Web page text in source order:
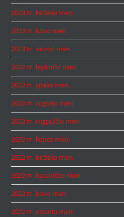
2023 m. birželio mėn.
2023 m. kovo mėn.
2023 m. sausio mėn.
2022 m. lapkričio mėn.
2022 m. spalio mėn.
2022 m. rugsėjo mėn.
2022 m. rugpjūčio mėn.
2022 m. liepos mėn.
2022 m. birželio mėn.
2022 m. balandžio mėn.
2022 m. kovo mėn.
2022 m. vasario mėn.